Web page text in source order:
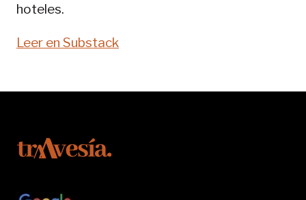
hoteles.
Leer en Substack